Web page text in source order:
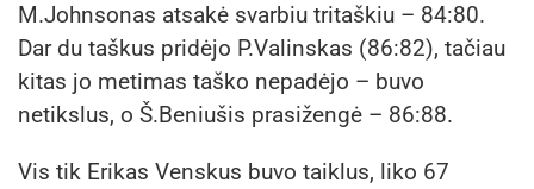
M.Johnsonas atsakė svarbiu tritaškiu – 84:80.
Dar du taškus pridėjo P.Valinskas (86:82), tačiau
kitas jo metimas taško nepadėjo – buvo
netikslus, o Š.Beniušis prasižengė – 86:88.
Vis tik Erikas Venskus buvo taiklus, liko 67